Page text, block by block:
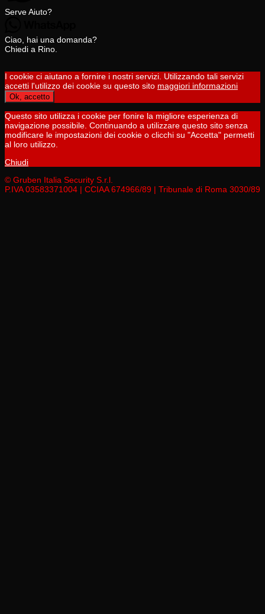
Serve Aiuto?
Ciao, hai una domanda?
Chiedi a Rino.
I cookie ci aiutano a fornire i nostri servizi. Utilizzando tali servizi
accetti l'utilizzo dei cookie su questo sito maggiori informazioni
Ok, accetto
Questo sito utilizza i cookie per fonire la migliore esperienza di
navigazione possibile. Continuando a utilizzare questo sito senza
modificare le impostazioni dei cookie o clicchi su "Accetta" permetti
al loro utilizzo.
Chiudi
© Gruben Italia Security S.r.l.
P.IVA 03583371004 | CCIAA 674966/89 | Tribunale di Roma 3030/89